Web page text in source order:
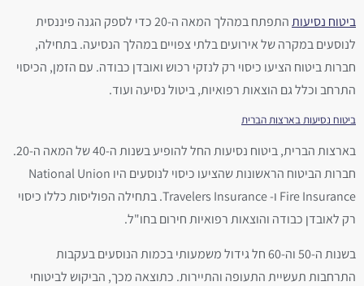
ביטוח נסיעות
התפתח במהלך המאה ה-20 כדי לספק הגנה פיננסית
לנוסעים במקרה של אירועים בלתי צפויים במהלך הנסיעה. בתחילה,
חברות ביטוח הציעו כיסוי רק לנזקי רכוש ואובדן כבודה. עם הזמן, הכיסוי
התרחב וכלל גם הוצאות רפואיות, ביטול נסיעה ועוד.
ביטוח נסיעות בארצות הברית
בארצות הברית, ביטוח נסיעות החל להופיע בשנות ה-40 של המאה ה-20.
חברות הביטוח הראשונות שהציעו כיסוי לנוסעים היו National Union
Fire Insurance ו- Travelers Insurance. בתחילה הפוליסות כללו כיסוי
רק לאובדן כבודה והוצאות רפואיות חירום בחו"ל.
בשנות ה-50 וה-60 חל גידול משמעותי בכמות הנוסעים בעקבות
התרחבות תעשיית התעופה והתיירות. כתוצאה מכך, הביקוש לביטוחי